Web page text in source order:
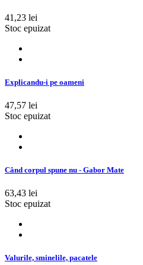
41,23 lei
Stoc epuizat
Explicandu-i pe oameni
47,57 lei
Stoc epuizat
Când corpul spune nu - Gabor Mate
63,43 lei
Stoc epuizat
Valurile, sminelile, pacatele